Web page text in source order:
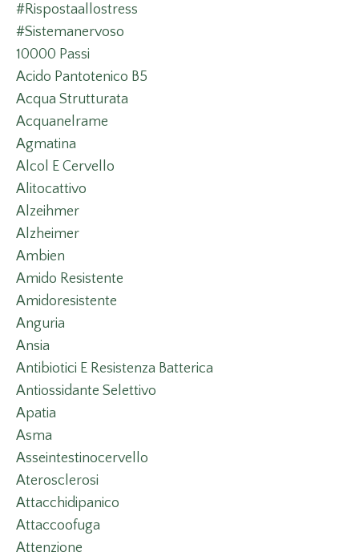
#rispostaallostress
#sistemanervoso
10000 Passi
Acido Pantotenico B5
Acqua Strutturata
Acquanelrame
Agmatina
Alcol E Cervello
Alitocattivo
Alzeihmer
Alzheimer
Ambien
Amido Resistente
Amidoresistente
Anguria
Ansia
Antibiotici E Resistenza Batterica
Antiossidante Selettivo
Apatia
Asma
Asseintestinocervello
Aterosclerosi
Attacchidipanico
Attaccoofuga
Attenzione